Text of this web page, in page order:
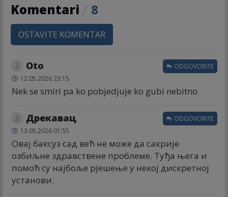
Komentari 8
OSTAVITE KOMENTAR
Oto
12.05.2026 23:15
Nek se smiri pa ko pobjedjuje ko gubi nebitno
ODGOVORITE
Дрекавац
13.05.2026 01:55
Овај баксуз сад већ не може да сакрије
озбиљне здравствене проблеме. Туђа њега и
помоћ су најбоље рјешење у некој дискретној
установи.
ODGOVORITE